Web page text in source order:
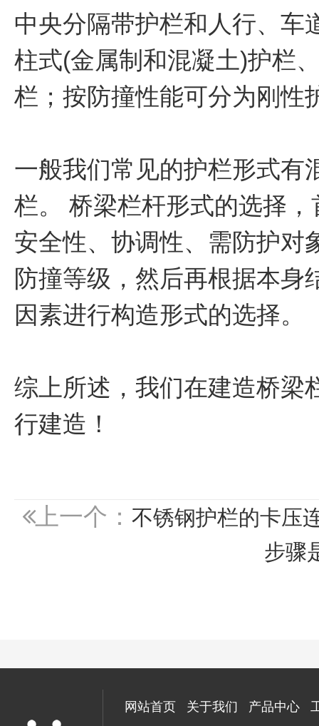
中央分隔带护栏和人行、车
柱式(金属制和混凝土)护栏
栏；按防撞性能可分为刚性
一般我们常见的护栏形式有
栏。 桥梁栏杆形式的选择
安全性、协调性、需防护对
防撞等级，然后再根据本身
因素进行构造形式的选择。
综上所述，我们在建造桥梁
行建造！
上一个： 不锈钢护栏的卡压
步骤
网站首页 关于我们 产品中心